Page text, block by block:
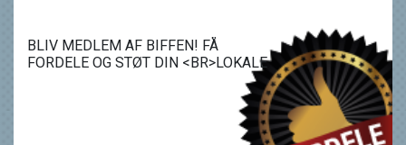
BLIV MEDLEM AF BIFFEN! FÅ
FORDELE OG STØT DIN <BR>LOKALE